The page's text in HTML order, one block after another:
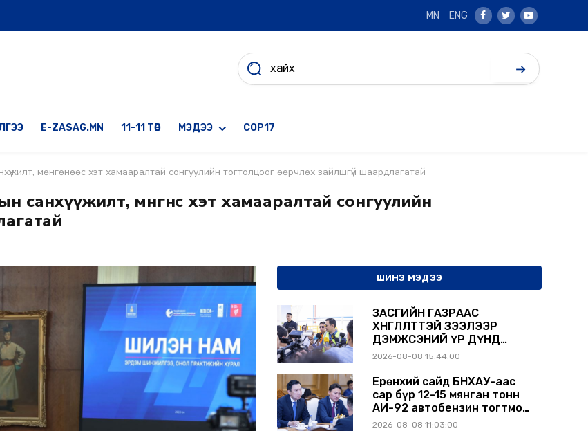
MN ENG
Facebook
TwitterYoutube
E-ZASAG.MN 11-11 ТӨВ МЭДЭЭ COP17
мөнгөнөөс хэт хамааралтай сонгуулийн тогтолцоог өөрчлөх зайлшгүй шаардлагатай
мөнгөнөөс хэт хамааралтай сонгуулийн
ШИНЭ МЭДЭЭ
ЗАСГИЙН ГАЗРААС
ХӨНГӨЛӨЛТТЭЙ ЗЭЭЛЭЭР
ДЭМЖСЭНИЙ ҮР ДҮНД
ШАТАХУУН ХАДГАЛАХ
АШИГЛАЛТАД ОРЖ БАЙНА
2026-08-08 15:44:00
Ерөнхий сайд БНХАУ-аас
сар бүр 12-15 мянган тонн
АИ-92 автобензин тогтмол
нийлүүлэх хүсэлт тавилаа
2026-08-08 11:03:00